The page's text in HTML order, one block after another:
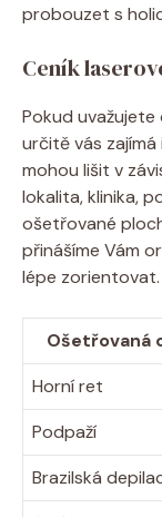
probouzet s
Ceník
Pokud
určitě vás
mohou lišit v
lokalita, klinika,
ošetřované
přinášíme Vám
lépe zorientovat.
Ošetřovaná
Horní ret
Podpaží
Brazilská